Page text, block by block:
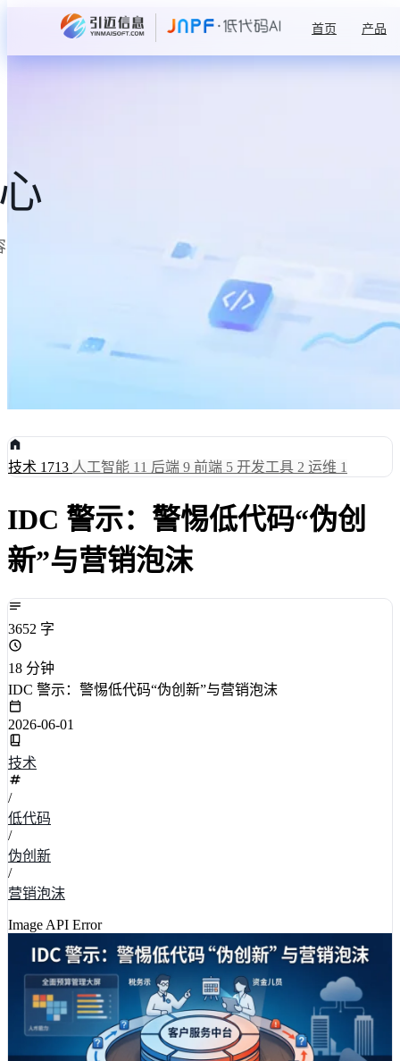
首页 产品
技术 1713 人工智能 11 后端 9 前端 5 开发工具 2 运维 1
IDC 警示：警惕低代码“伪创
新”与营销泡沫
3652 字
18 分钟
IDC 警示：警惕低代码“伪创新”与营销泡沫
2026-06-01
技术
/
低代码
/
伪创新
/
营销泡沫
Image API Error